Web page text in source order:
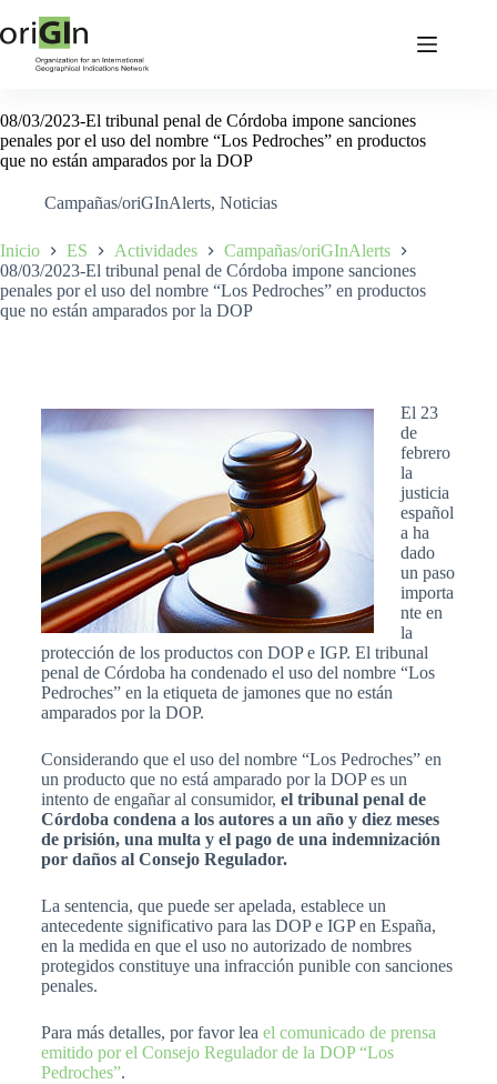
08/03/2023-El tribunal penal de Córdoba impone sanciones
penales por el uso del nombre “Los Pedroches” en productos
que no están amparados por la DOP
Campañas/oriGInAlerts, Noticias
Inicio ES Actividades
Campañas/oriGInAlerts
08/03/2023-El tribunal penal de Córdoba impone sanciones
penales por el uso del nombre “Los Pedroches” en productos
que no están amparados por la DOP
El 23
de
febrero
la
justicia
español
a ha
dado
un paso
importa
nte en
la
protección de los productos con DOP e IGP. El tribunal
penal de Córdoba ha condenado el uso del nombre “Los
Pedroches” en la etiqueta de jamones que no están
amparados por la DOP.
Considerando que el uso del nombre “Los Pedroches” en
un producto que no está amparado por la DOP es un
intento de engañar al consumidor, el tribunal penal de
Córdoba condena a los autores a un año y diez meses
de prisión, una multa y el pago de una indemnización
por daños al Consejo Regulador.
La sentencia, que puede ser apelada, establece un
antecedente significativo para las DOP e IGP en España,
en la medida en que el uso no autorizado de nombres
protegidos constituye una infracción punible con sanciones
penales.
Para más detalles, por favor lea el comunicado de prensa
emitido por el Consejo Regulador de la DOP “Los
Pedroches”.